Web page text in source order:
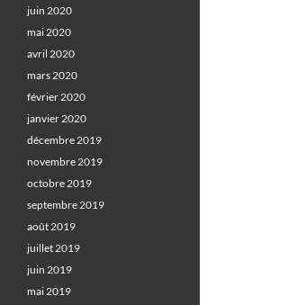
juin 2020
mai 2020
avril 2020
mars 2020
février 2020
janvier 2020
décembre 2019
novembre 2019
octobre 2019
septembre 2019
août 2019
juillet 2019
juin 2019
mai 2019